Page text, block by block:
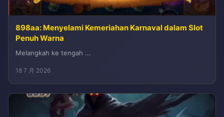
898aa: Menyelami Kemeriahan Karnaval dalam Slot
Penuh Warna
Melangkah ke tengah ...
18 7 月 2026